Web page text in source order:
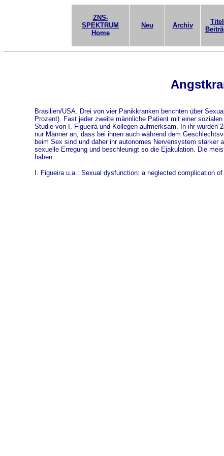
ZNS-
SPEKTRUM
Home
Neu Archiv
Brasilien/USA. Drei von vier Panikkranken berichten über
Prozent). Fast jeder zweite männliche Patient mit einer
Studie von I. Figueira und Kollegen aufmerksam. In ihr wurden
nur Männer an, dass bei ihnen auch während dem
beim Sex sind und daher ihr autonomes Nervensystem
sexuelle Erregung und beschleunigt so die Ejakulation. Die
haben.
I. Figueira u.a.: Sexual dysfunction: a neglected complication